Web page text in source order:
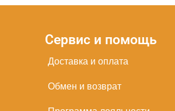
Сервис и помощь
Доставка и оплата
Обмен и возврат